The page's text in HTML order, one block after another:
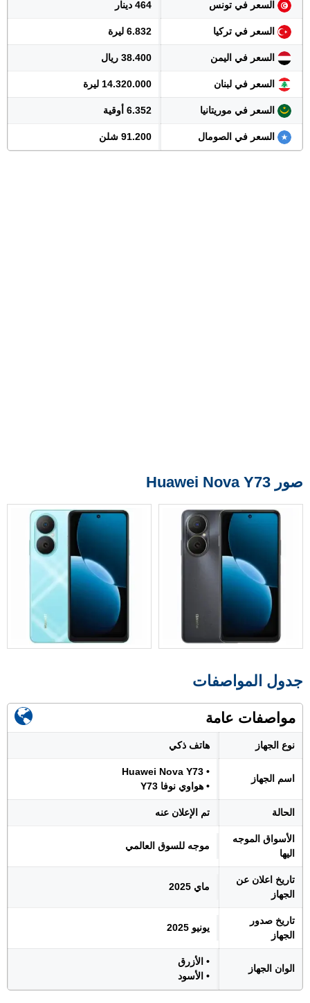
السعر في تونس 464 دينار
السعر في تركيا 6.832 ليرة
السعر في اليمن 38.400 ريال
السعر في لبنان 14.320.000 ليرة
السعر في موريتانيا 6.352 أوقية
السعر في الصومال 91.200 شلن
صور Huawei Nova Y73
جدول المواصفات
مواصفات عامة
نوع الجهاز هاتف ذكي
اسم الجهاز
• Huawei Nova Y73
• هواوي نوفا Y73
الحالة تم الإعلان عنه
الأسواق الموجه
اليها
موجه للسوق العالمي
تاريخ اعلان عن
الجهاز
ماي 2025
تاريخ صدور
الجهاز
يونيو 2025
الوان الجهاز
• الأزرق
• الأسود